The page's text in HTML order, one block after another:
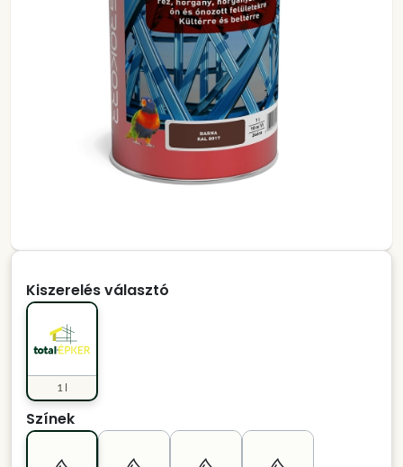
Kiszerelés választó
1 l
Színek